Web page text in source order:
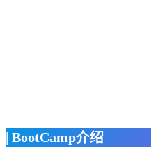
| BootCamp介绍